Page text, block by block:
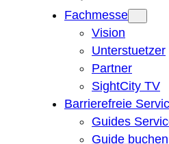
Fachmesse
Vision
Unterstuetzer
Partner
SightCity TV
Barrierefreie
Guides
Guide buchen